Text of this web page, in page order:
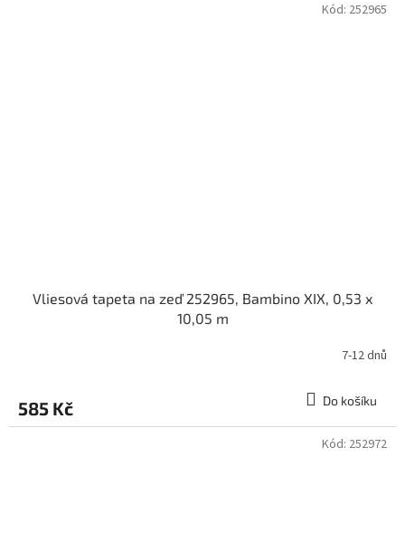
Vliesová tapeta na zeď 252965, Bambino XIX, 0,53 x
10,05 m
7-12 dnů
585 Kč Do košíku
Kód: 252965
Kód: 252972